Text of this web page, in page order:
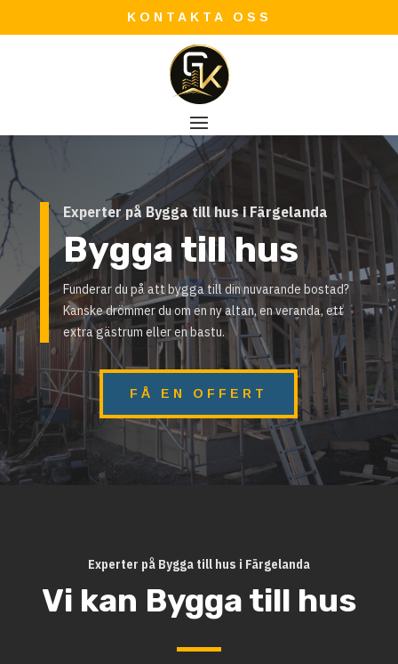
KONTAKTA OSS
Experter på Bygga till hus i Färgelanda
Bygga till hus
Funderar du på att bygga till din nuvarande bostad?
Kanske drömmer du om en ny altan, en veranda, ett
extra gästrum eller en bastu.
FÅ EN OFFERT
Experter på Bygga till hus i Färgelanda
Vi kan Bygga till hus